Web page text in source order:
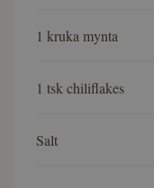
1 kruka mynta
1 tsk chiliflakes
Salt